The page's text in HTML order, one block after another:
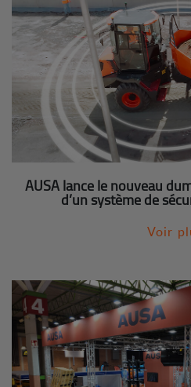
AUSA lance le nouveau
d’un système de
Voir